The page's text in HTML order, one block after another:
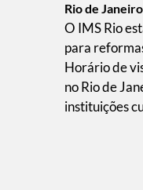
Rio de Janeiro
O IMS Rio
para
Horário de
no Rio de
instituições